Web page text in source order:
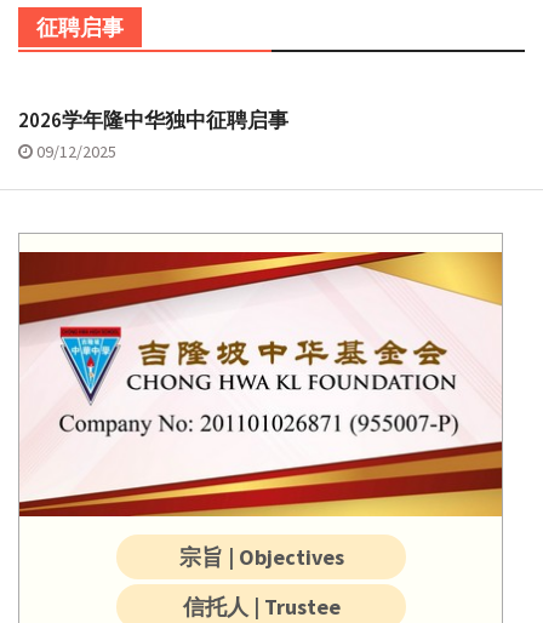
征聘启事
2026学年隆中华独中征聘启事
09/12/2025
宗旨 | Objectives
信托人 | Trustee